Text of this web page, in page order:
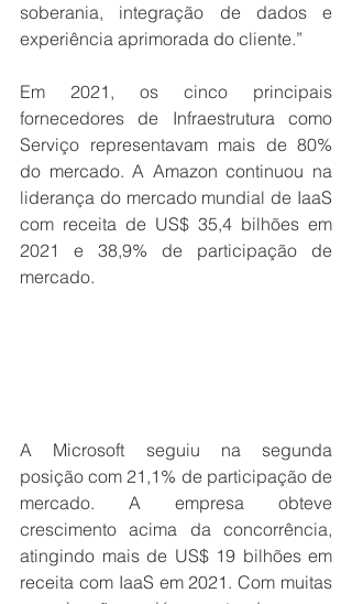
soberania, integração de dados e
experiência aprimorada do cliente.”
Em 2021, os cinco principais
fornecedores de Infraestrutura como
Serviço representavam mais de 80%
do mercado. A Amazon continuou na
liderança do mercado mundial de IaaS
com receita de US$ 35,4 bilhões em
2021 e 38,9% de participação de
mercado.
A Microsoft seguiu na segunda
posição com 21,1% de participação de
mercado. A empresa obteve
crescimento acima da concorrência,
atingindo mais de US$ 19 bilhões em
receita com IaaS em 2021. Com muitas